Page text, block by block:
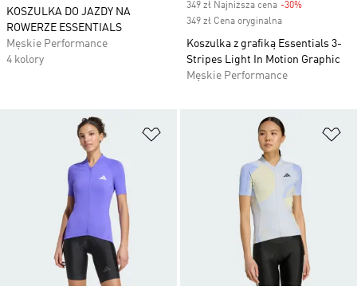
KOSZULKA DO JAZDY NA
ROWERZE ESSENTIALS
Męskie Performance
4 kolory
349 zł Najniższa cena -30%
349 zł Cena oryginalna
Koszulka z grafiką Essentials 3-
Stripes Light In Motion Graphic
Męskie Performance
Dodaj do listy życzeń